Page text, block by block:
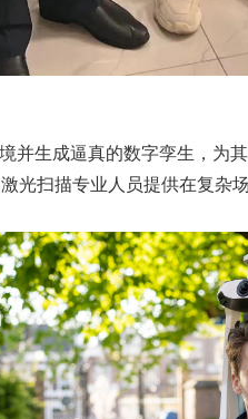
并生成逼真的数字孪生，为
光扫描专业人员提供在复杂